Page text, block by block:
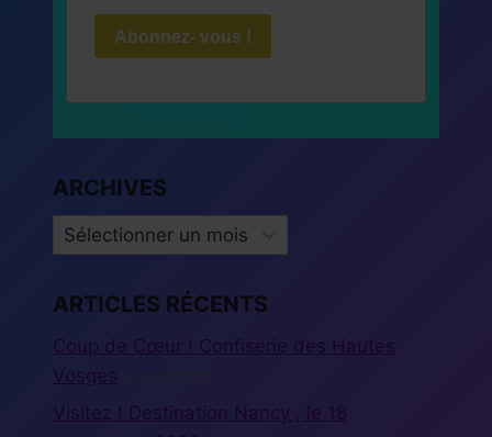
Abonnez- vous !
ARCHIVES
ARCHIVES
ARTICLES RÉCENTS